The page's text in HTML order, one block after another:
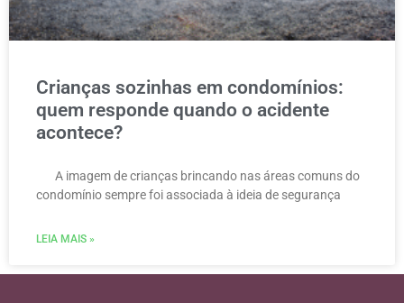
Crianças sozinhas em condomínios:
quem responde quando o acidente
acontece?
A imagem de crianças brincando nas áreas comuns do
condomínio sempre foi associada à ideia de segurança
LEIA MAIS »